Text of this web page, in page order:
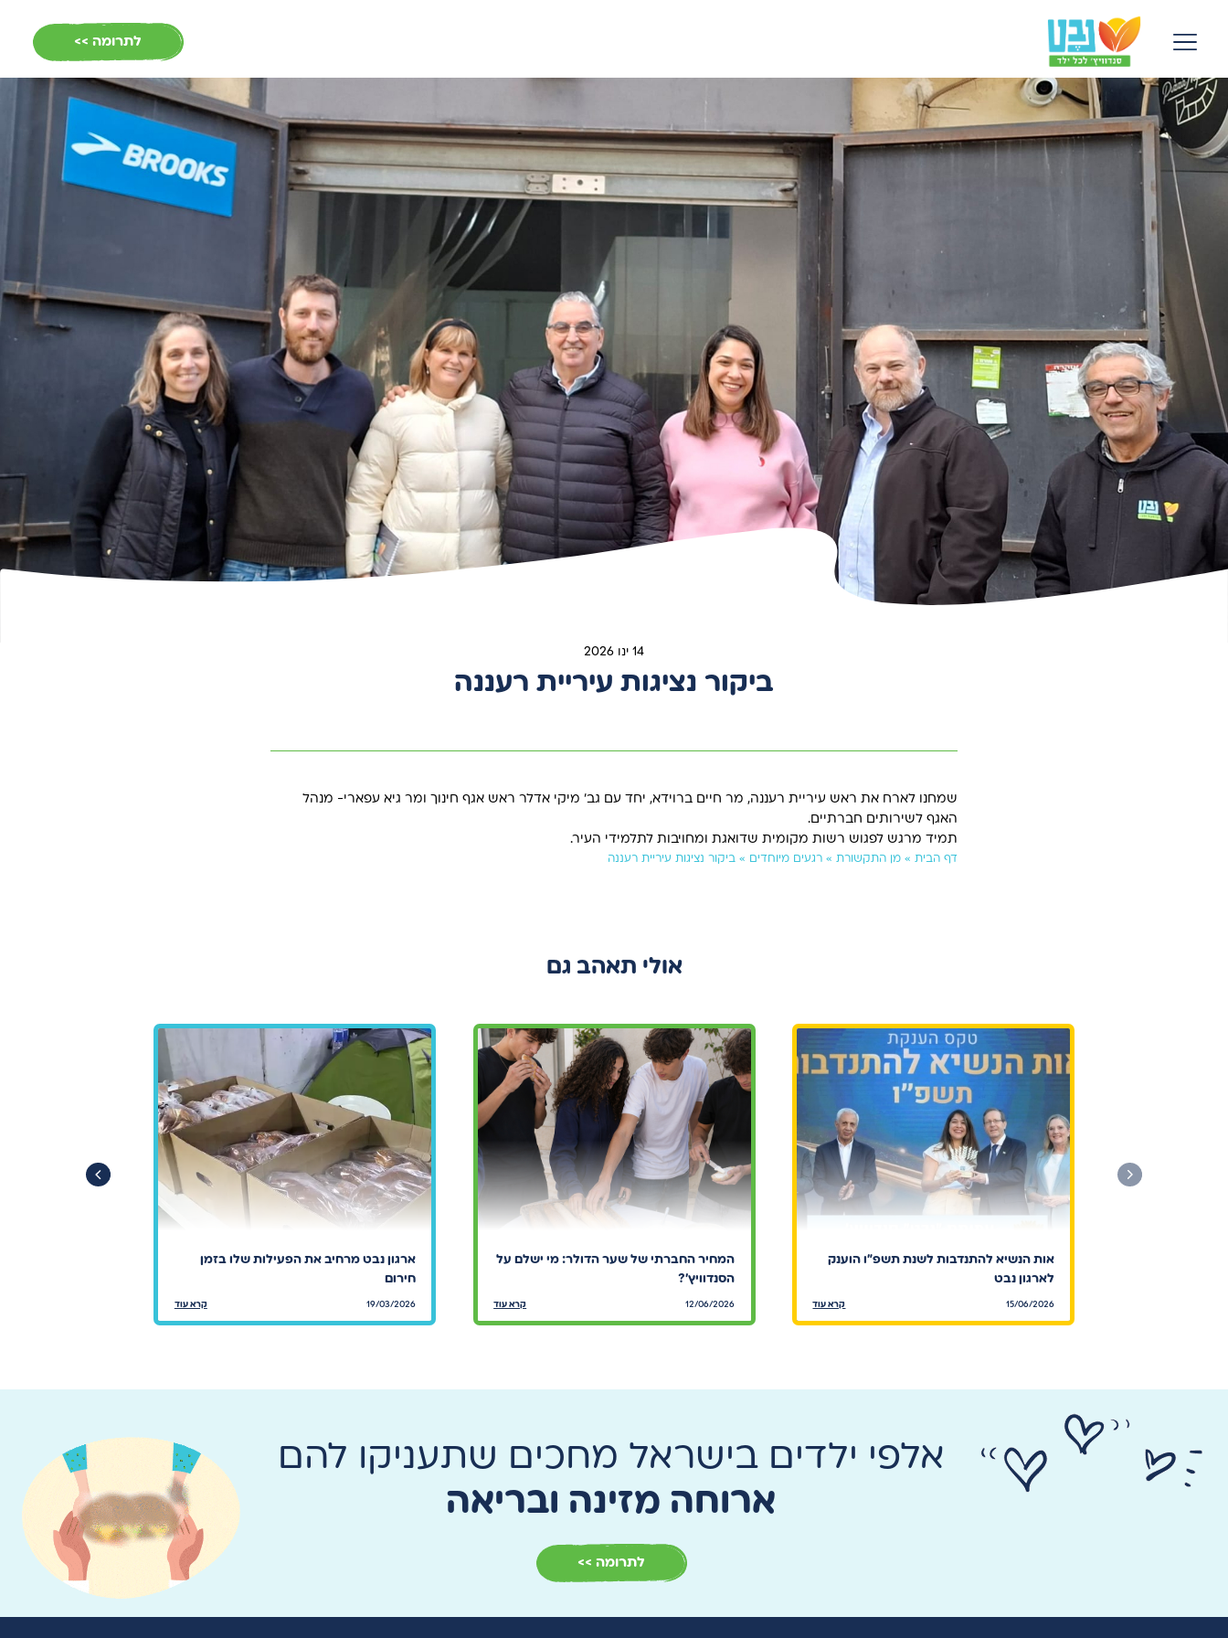
לתרומה >>
14 ינו 2026
ביקור נציגות עיריית רעננה
שמחנו לארח את ראש עיריית רעננה, מר חיים ברוידא, יחד עם גב’ מיקי אדלר ראש אגף חינוך ומר גיא עפארי- מנהל
האגף לשירותים חברתיים.
תמיד מרגש לפגוש רשות מקומית שדואגת ומחויבות לתלמידי העיר.
דף הבית » מן התקשורת » רגעים מיוחדים » ביקור נציגות עיריית רעננה
אולי תאהב גם
אות הנשיא להתנדבות לשנת תשפ"ו הוענק
לארגון נבט
15/06/2026 קרא עוד
המחיר החברתי של שער הדולר: מי ישלם על
הסנדוויץ׳?
12/06/2026 קרא עוד
ארגון נבט מרחיב את הפעילות שלו בזמן
חירום
19/03/2026 קרא עוד
אלפי ילדים בישראל מחכים שתעניקו להם
ארוחה מזינה ובריאה
לתרומה >>